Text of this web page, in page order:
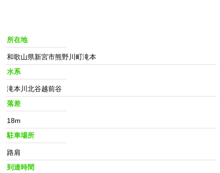
所在地
和歌山県新宮市熊野川町滝本
水系
滝本川北谷越前谷
落差
18m
駐車場所
路肩
到達時間